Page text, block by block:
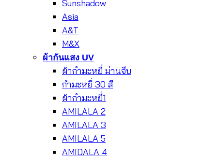
Sunshadow
Asia
A&T
M&X
ผ้ากันแสง UV
ผ้ากำมะหยี่ ม่านจีบ
กำมะหยี่ 30 สี
ผ้ากำมะหยี่1
AMILALA 2
AMILALA 3
AMILALA 5
AMIDALA 4